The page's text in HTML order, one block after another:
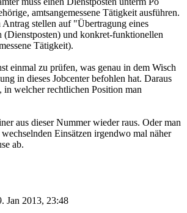
amtsangemessene Tätigkeit ausführen.
Antrag stellen auf "Übertragung eines
(Dienstposten) und konkret-funktionellen
Tätigkeit).
einmal zu prüfen, was genau in dem Wisch
in dieses Jobcenter befohlen hat. Daraus
in welcher rechtlichen Position man
aus dieser Nummer wieder raus. Oder man
Einsätzen irgendwo mal näher
ab.
Jan 2013, 23:48